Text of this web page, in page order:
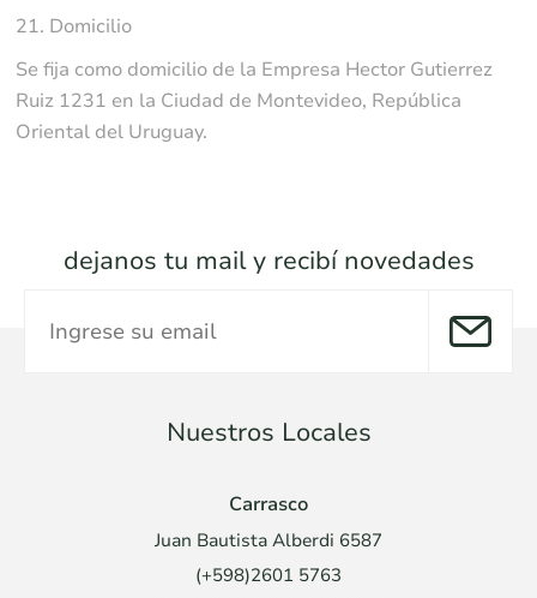
21. Domicilio
Se fija como domicilio de la Empresa Hector Gutierrez
Ruiz 1231 en la Ciudad de Montevideo, República
Oriental del Uruguay.
dejanos tu mail y recibí novedades
Nuestros Locales
Carrasco
Juan Bautista Alberdi 6587
(+598)2601 5763